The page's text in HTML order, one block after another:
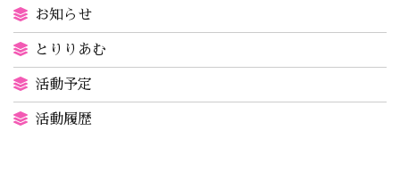
お知らせ
とりりあむ
活動予定
活動履歴